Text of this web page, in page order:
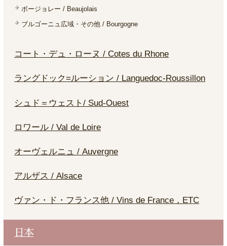
ボージョレー / Beaujolais
ブルゴーニュ広域・その他 / Bourgogne
コート・デュ・ローヌ / Cotes du Rhone
ラングドック=ルーション / Languedoc-Roussillon
シュド＝ウェスト/ Sud-Ouest
ロワール / Val de Loire
オーヴェルニュ / Auvergne
アルザス / Alsace
ヴァン・ド・フランス他 / Vins de France，ETC
日本